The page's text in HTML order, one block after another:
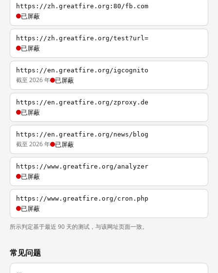
https://zh.greatfire.org:80/fb.com
已屏蔽
https://zh.greatfire.org/test?url=
已屏蔽
https://en.greatfire.org/igcognito
截至 2026 年 已屏蔽
https://en.greatfire.org/zproxy.de
已屏蔽
https://en.greatfire.org/news/blog
截至 2026 年 已屏蔽
https://www.greatfire.org/analyzer
已屏蔽
https://www.greatfire.org/cron.php
已屏蔽
所示判定基于最近 90 天的测试，与该网址页面一致。
常见问题